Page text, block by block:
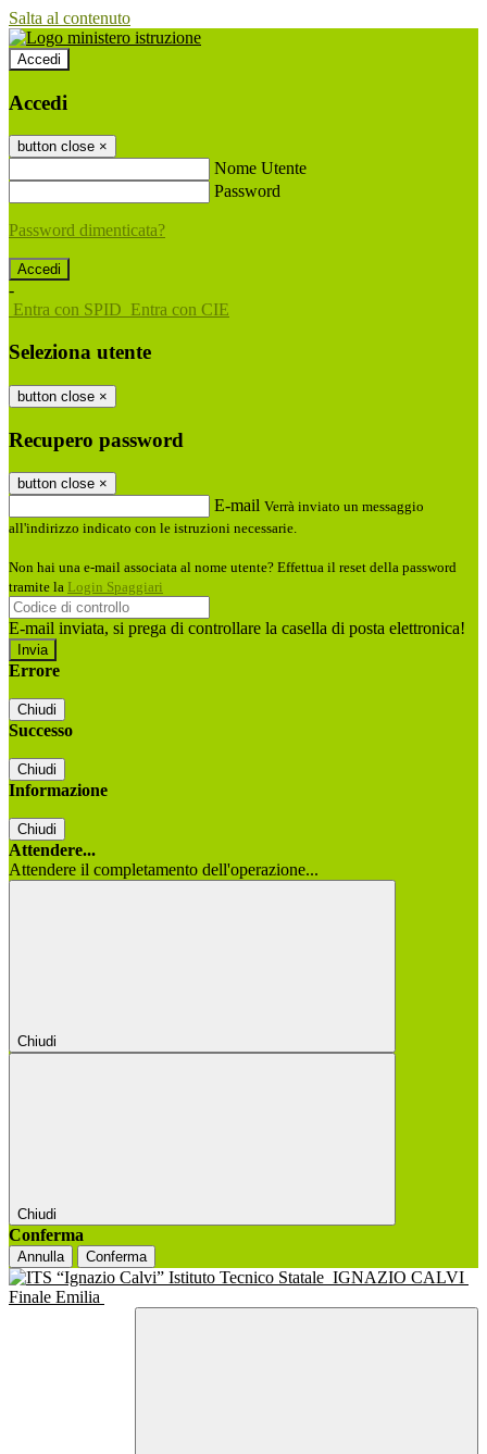
Salta al contenuto
Accedi
Accedi
button close ×
Nome Utente
Password
Password dimenticata?
-
Entra con SPID Entra con CIE
Seleziona utente
button close ×
Recupero password
button close ×
E-mail Verrà inviato un messaggio
all'indirizzo indicato con le istruzioni necessarie.
Non hai una e-mail associata al nome utente? Effettua il reset della password
tramite la Login Spaggiari
E-mail inviata, si prega di controllare la casella di posta elettronica!
Errore
Chiudi
Successo
Chiudi
Informazione
Chiudi
Attendere...
Attendere il completamento dell'operazione...
Chiudi
Chiudi
Conferma
Annulla Conferma
Istituto Tecnico Statale IGNAZIO CALVI
Finale Emilia